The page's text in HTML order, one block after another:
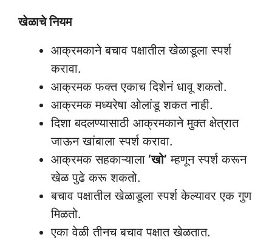
खेळाचे नियम
आक्रमकाने बचाव पक्षातील खेळाडूला स्पर्श
करावा.
आक्रमक फक्त एकाच दिशेनं धावू शकतो.
आक्रमक मध्यरेषा ओलांडू शकत नाही.
दिशा बदलण्यासाठी आक्रमकाने मुक्त क्षेत्रात
जाऊन खांबाला स्पर्श करावा.
आक्रमक सहकाऱ्याला ‘खो’ म्हणून स्पर्श करून
खेळ पुढे करू शकतो.
बचाव पक्षातील खेळाडूला स्पर्श केल्यावर एक गुण
मिळतो.
एका वेळी तीनच बचाव पक्षात खेळतात.